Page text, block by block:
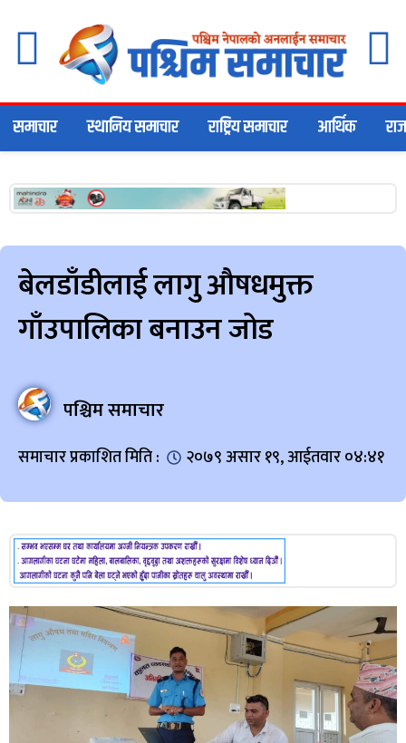
समाचार स्थानिय समाचार राष्ट्रिय समाचार आर्थिक
बेलडाँडीलाई लागु औषधमुक्त
गाँउपालिका बनाउन जोड
पश्चिम समाचार
समाचार प्रकाशित मिति : २०७९ असार १९, आईतवार ०४:४१